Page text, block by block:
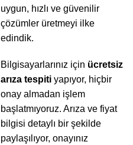
uygun, hızlı ve güvenilir
çözümler üretmeyi ilke
edindik.
Bilgisayarlarınız için ücretsiz
arıza tespitiyapıyor, hiçbir
onay almadan işlem
başlatmıyoruz. Arıza ve fiyat
bilgisi detaylı bir şekilde
paylaşılıyor, onayınız